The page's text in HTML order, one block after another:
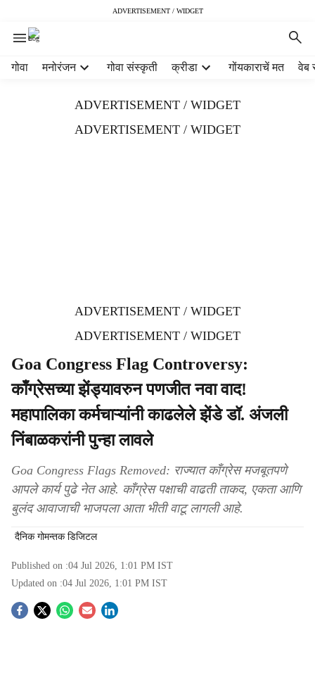
ADVERTISEMENT / WIDGET
गोवा मनोरंजन गोवा संस्कृती क्रीडा गोंयकाराचें मत वेब
ADVERTISEMENT / WIDGET
ADVERTISEMENT / WIDGET
ADVERTISEMENT / WIDGET
ADVERTISEMENT / WIDGET
Goa Congress Flag Controversy:
काँग्रेसच्या झेंड्यावरुन पणजीत नवा वाद!
महापालिका कर्मचाऱ्यांनी काढलेले झेंडे डॉ. अंजली
निंबाळकरांनी पुन्हा लावले
Goa Congress Flags Removed: राज्यात काँग्रेस मजबूतपणे
आपले कार्य पुढे नेत आहे. काँग्रेस पक्षाची वाढती ताकद, एकता आणि
बुलंद आवाजाची भाजपला आता भीती वाटू लागली आहे.
दैनिक गोमन्तक डिजिटल
Published on :04 Jul 2026, 1:01 PM IST
Updated on :04 Jul 2026, 1:01 PM IST
S